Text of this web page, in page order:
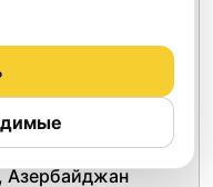
Азербайджан